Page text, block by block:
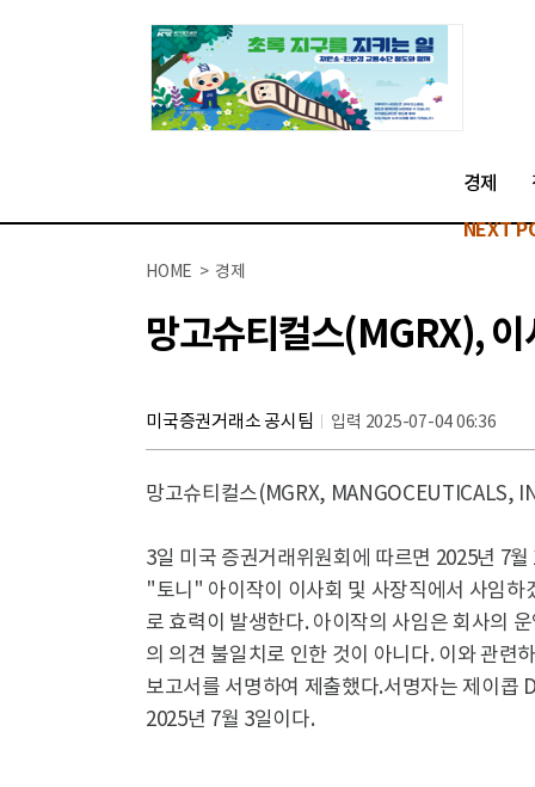
경제
NEXT
HOME > 경제
망고슈티컬스(MGRX), 이
미국증권거래소 공시팀 입력 2025-07-04 06:36
망고슈티컬스(MGRX, MANGOCEUTICALS,
3일 미국 증권거래위원회에 따르면 2025년 7
"토니" 아이작이 이사회 및 사장직에서 사임하
로 효력이 발생한다. 아이작의 사임은 회사의
의 의견 불일치로 인한 것이 아니다. 이와 관련
보고서를 서명하여 제출했다.서명자는 제이콥
2025년 7월 3일이다.